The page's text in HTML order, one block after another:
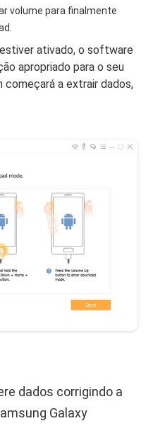
volume para finalmente
ativado, o software
apropriado para o seu
a extrair dados,
dados corrigindo a
Galaxy